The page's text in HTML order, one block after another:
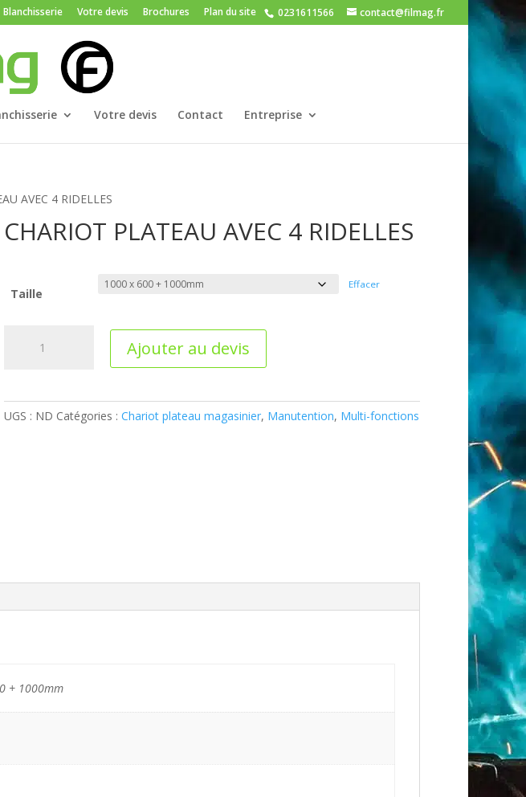
0231611566 contact@filmag.fr
Blanchisserie Votre devis Brochures Plan du site
Votre devis Contact Entreprise
AVEC 4 RIDELLES
CHARIOT PLATEAU AVEC 4 RIDELLES
Taille
Effacer
Ajouter au devis
UGS : ND Catégories : Chariot plateau magasinier, Manutention, Multi-fonctions
+ 1000mm